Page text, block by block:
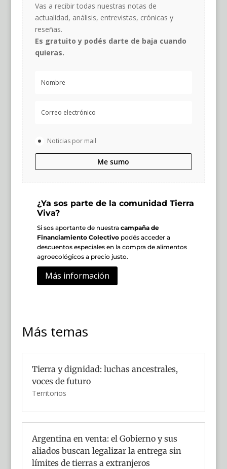
Vas a recibir todas nuestras notas de
actualidad, análisis, entrevistas, crónicas y
reseñas.
Es gratuito y podés darte de baja cuando
quieras.
Noticias por mail
Me sumo
¿Ya sos parte de la comunidad Tierra
Viva?
Si sos aportante de nuestra campaña de
Financiamiento Colectivopodés acceder a
descuentos especiales en la compra de alimentos
agroecológicos a precio justo.
Más información
Más temas
Tierra y dignidad: luchas ancestrales,
voces de futuro
Territorios
Argentina en venta: el Gobierno y sus
aliados buscan legalizar la entrega sin
límites de tierras a extranjeros